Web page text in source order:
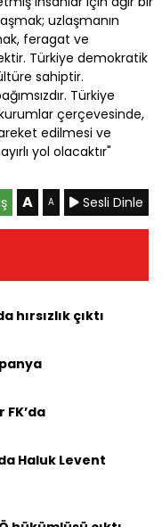
uzlaşmanın
feragat ve
Türkiye demokratik
sahiptir.
Türkiye
çerçevesinde,
edilmesi ve
yol olacaktır"
A A Sesli Dinle
hırsızlık çıktı
Haluk Levent